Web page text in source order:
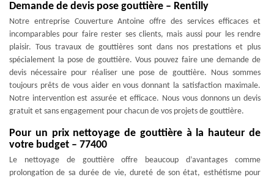
Demande de devis pose gouttière – Rentilly
Notre entreprise Couverture Antoine offre des services efficaces et
incomparables pour faire rester ses clients, mais aussi pour les rendre
plaisir. Tous travaux de gouttières sont dans nos prestations et plus
spécialement la pose de gouttière. Vous pouvez faire une demande de
devis nécessaire pour réaliser une pose de gouttière. Nous sommes
toujours prêts de vous aider en vous donnant la satisfaction maximale.
Notre intervention est assurée et efficace. Nous vous donnons un devis
gratuit et sans engagement pour chacun de vos projets de gouttière.
Pour un prix nettoyage de gouttière à la hauteur de
votre budget – 77400
Le nettoyage de gouttière offre beaucoup d’avantages comme
prolongation de sa durée de vie, dureté de son état, esthétisme pour